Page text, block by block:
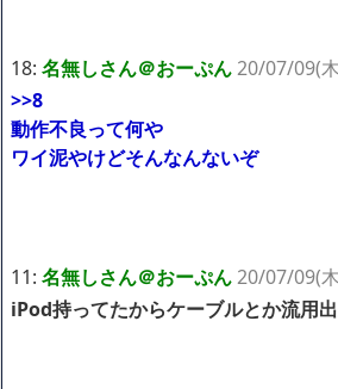
18: 名無しさん＠おーぷん20/07/09(
>>8
動作不良って何や
ワイ泥やけどそんなんないぞ
11: 名無しさん＠おーぷん20/07/09(
iPod持ってたからケーブルとか流用